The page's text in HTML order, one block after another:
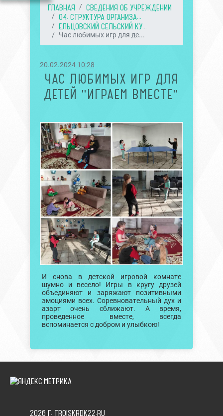
ГЛАВНАЯ
СВЕДЕНИЯ ОБ УЧРЕЖДЕНИИ
04. СТРУКТУРА ОРГАНИЗА...
ЕЛЬЦОВСКИЙ СЕЛЬСКИЙ КУ...
Час любимых игр для де...
20.02.2024 10:28
ЧАС ЛЮБИМЫХ ИГР ДЛЯ
ДЕТЕЙ "ИГРАЕМ ВМЕСТЕ"
И снова в детской игровой комнате
шумно и весело! Игры в кругу друзей
объединяют и заряжают позитивными
эмоциями всех. Соревновательный дух и
азарт очень сближают. А время,
проведенное вместе, всегда
вспоминается с добром и улыбкою!
2026 Г. TROISKRDK22.RU